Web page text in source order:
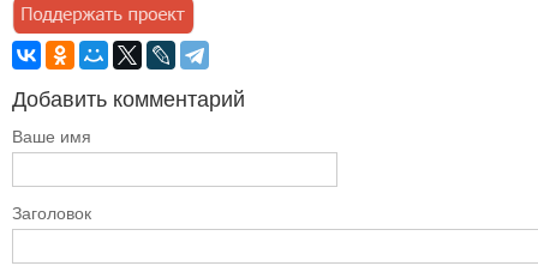
Добавить комментарий
Ваше имя
Заголовок